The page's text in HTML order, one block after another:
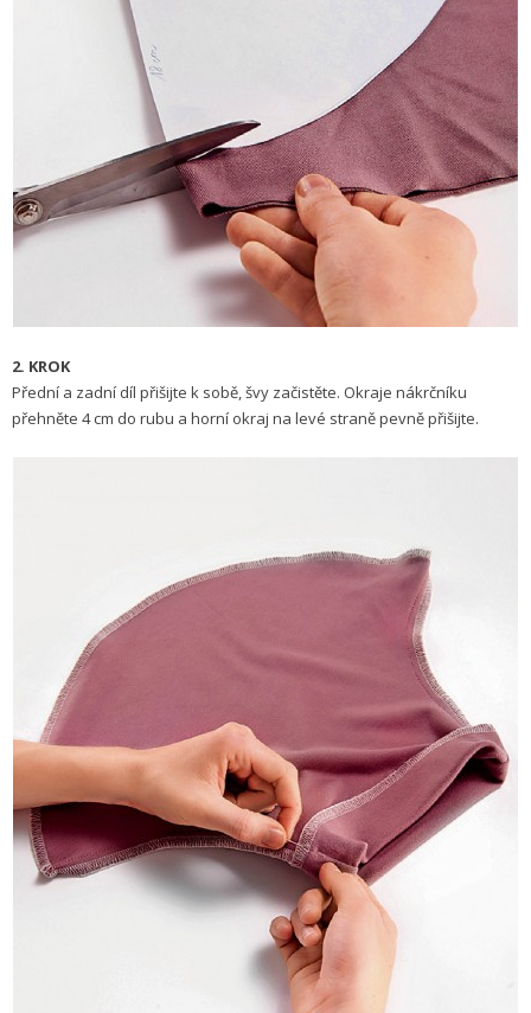
2. KROK
Přední a zadní díl přišijte k sobě, švy začistěte. Okraje nákrčníku
přehněte 4 cm do rubu a horní okraj na levé straně pevně přišijte.